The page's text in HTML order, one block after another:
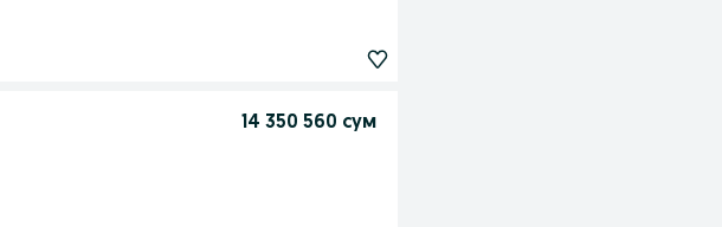
14 350 560 сум